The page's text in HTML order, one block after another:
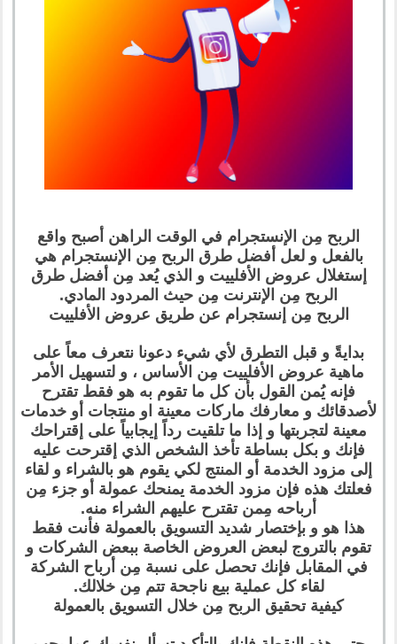
الربح مِن الإنستجرام في الوقت الراهن أصبح واقع
بالفعل و لعل أفضل طرق الربح مِن الإنستجرام هي
إستغلال عروض الأفلييت و الذي يُعد مِن أفضل طرق
الربح مِن الإنترنت مِن حيث المردود المادي.
الربح مِن إنستجرام عن طريق عروض الأفلييت
بدايةً و قبل التطرق لأي شيء دعونا نتعرف معاً على
ماهية عروض الأفلييت مِن الأساس ، و لتسهيل الأمر
فإنه يُمن القول بأن كل ما تقوم به هو فقط تقترح
لأصدقائك و معارفك ماركات معينة او منتجات أو خدمات
معينة لتجربتها و إذا ما تلقيت رداً إيجابياً على إقتراحك
فإنك و بكل بساطة تأخذ الشخص الذي إقترحت عليه
إلى مزود الخدمة أو المنتج لكي يقوم هو بالشراء و لقاء
فعلتك هذه فإن مزود الخدمة يمنحك عمولة أو جزء مِن
أرباحه مِمن تقترح عليهم الشراء منه.
هذا هو و بإختصار شديد التسويق بالعمولة فأنت فقط
تقوم بالتروج لبعض العروض الخاصة ببعض الشركات و
في المقابل فإنك تحصل على نسبة مِن أرباح الشركة
لقاء كل عملية بيع ناجحة تتم مِن خلالك.
كيفية تحقيق الربح مِن خلال التسويق بالعمولة